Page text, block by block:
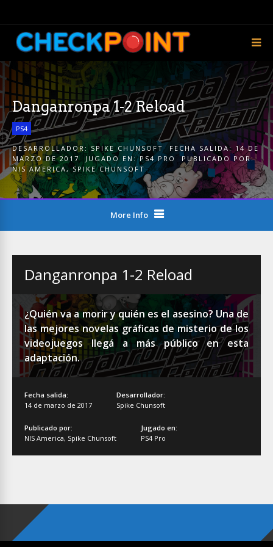
Danganronpa 1-2 Reload
PS4
DESARROLLADOR:SPIKE CHUNSOFT FECHA SALIDA: 14 DE
MARZO DE 2017
JUGADO EN:PS4 PRO
PUBLICADO POR:
NIS AMERICA,SPIKE CHUNSOFT
More Info
Danganronpa 1-2 Reload
¿Quién va a morir y quién es el asesino? Una de
las mejores novelas gráficas de misterio de los
videojuegos llegá a más público en esta
adaptación.
Fecha salida:
14 de marzo de 2017
Desarrollador:
Spike Chunsoft
Publicado por:
NIS America, Spike Chunsoft
Jugado en:
PS4 Pro